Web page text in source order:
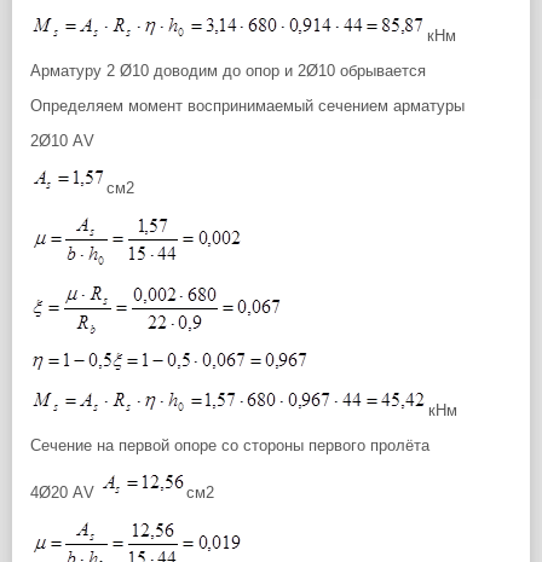
кНм
Арматуру 2 Ø10 доводим до опор и 2Ø10 обрывается
Определяем момент воспринимаемый сечением арматуры
2Ø10 АV
см2
кНм
Сечение на первой опоре со стороны первого пролёта
4Ø20 АV см2